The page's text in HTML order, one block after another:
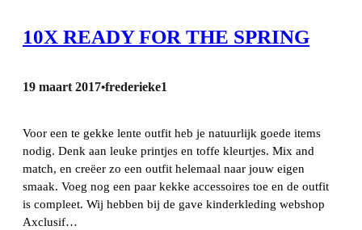
10X READY FOR THE SPRING
19 maart 2017•frederieke1
Voor een te gekke lente outfit heb je natuurlijk goede items
nodig. Denk aan leuke printjes en toffe kleurtjes. Mix and
match, en creëer zo een outfit helemaal naar jouw eigen
smaak. Voeg nog een paar kekke accessoires toe en de outfit
is compleet. Wij hebben bij de gave kinderkleding webshop
Axclusif…